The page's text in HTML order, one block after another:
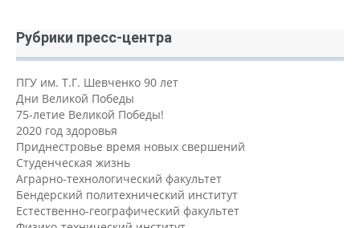
Рубрики пресс-центра
ПГУ им. Т.Г. Шевченко 90 лет
Дни Великой Победы
75-летие Великой Победы!
2020 год здоровья
Приднестровье время новых свершений
Студенческая жизнь
Аграрно-технологический факультет
Бендерский политехнический институт
Естественно-географический факультет